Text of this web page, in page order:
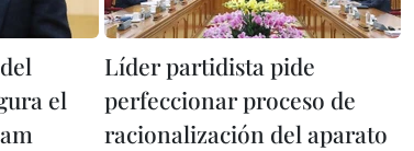
el
Líder partidista pide
perfeccionar proceso de
racionalización del aparato